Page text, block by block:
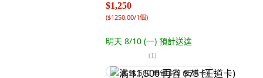
$1,250
($1250.00/1個)
明天 8/10 (一) 預計送達
(1)
满 $1,500 再省 $75 (王道卡)